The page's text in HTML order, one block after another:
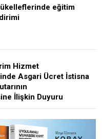
eğitim
Hizmet
Asgari Ücret İstisna
İlişkin Duyuru